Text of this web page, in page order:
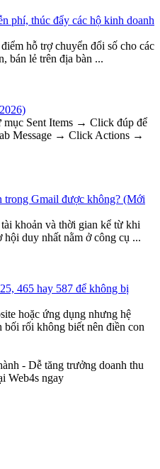
phí, thúc đẩy các hộ kinh doanh
hỗ trợ chuyển đổi số cho các
bán lẻ trên địa bàn ...
Sent Items → Click đúp để
Message → Click Actions →
Gmail được không? (Mới
khoản và thời gian kể từ khi
duy nhất nằm ở công cụ ...
465 hay 587 để không bị
hoặc ứng dụng nhưng hệ
rối không biết nên điền con
- Dễ tăng trưởng doanh thu
Web4s ngay